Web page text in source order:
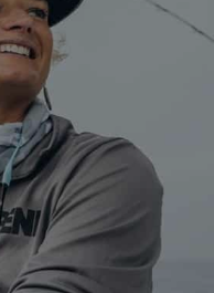
& Σουπιές
/ Απόχες